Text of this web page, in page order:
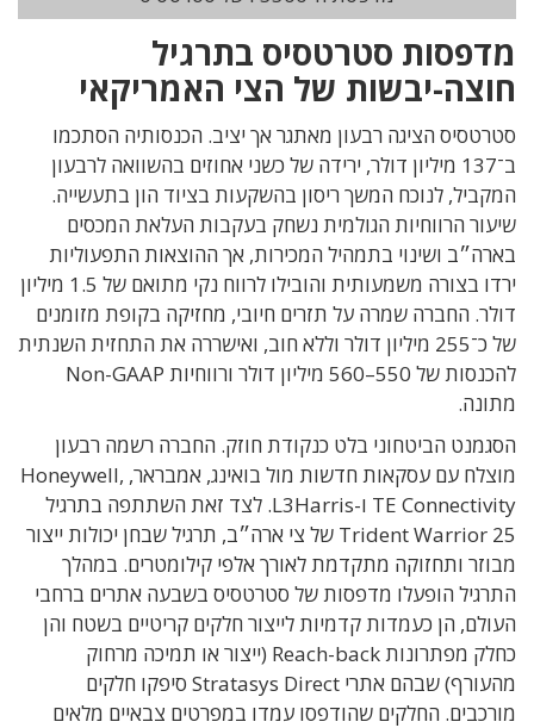
מדפסות סטרטסיס בתרגיל
חוצה-יבשות של הצי האמריקאי
סטרטסיס הציגה רבעון מאתגר אך יציב. הכנסותיה הסתכמו
ב־137 מיליון דולר, ירידה של כשני אחוזים בהשוואה לרבעון
המקביל, לנוכח המשך ריסון בהשקעות בציוד הון בתעשייה.
שיעור הרווחיות הגולמית נשחק בעקבות העלאת המכסים
בארה״ב ושינוי בתמהיל המכירות, אך ההוצאות התפעוליות
ירדו בצורה משמעותית והובילו לרווח נקי מתואם של 1.5 מיליון
דולר. החברה שמרה על תזרים חיובי, מחזיקה בקופת מזומנים
של כ־255 מיליון דולר וללא חוב, ואישררה את התחזית השנתית
להכנסות של 550–560 מיליון דולר ורווחיות Non-GAAP
מתונה.
הסגמנט הביטחוני בלט כנקודת חוזק. החברה רשמה רבעון
מוצלח עם עסקאות חדשות מול בואינג, אמבראר, Honeywell,
TE Connectivity ו-L3Harris. לצד זאת השתתפה בתרגיל
Trident Warrior 25 של צי ארה״ב, תרגיל שבחן יכולות ייצור
מבוזר ותחזוקה מתקדמת לאורך אלפי קילומטרים. במהלך
התרגיל הופעלו מדפסות של סטרטסיס בשבעה אתרים ברחבי
העולם, הן כעמדות קדמיות לייצור חלקים קריטיים בשטח והן
כחלק מפתרונות Reach-back (ייצור או תמיכה מרחוק
מהעורף) שבהם אתרי Stratasys Direct סיפקו חלקים
מורכבים. החלקים שהודפסו עמדו במפרטים צבאיים מלאים